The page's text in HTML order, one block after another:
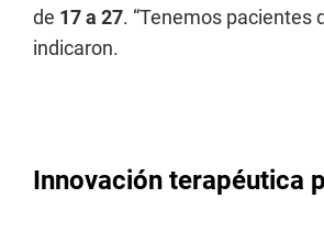
de 17 a 27. “Tenemos pacientes
indicaron.
Innovación terapéutica